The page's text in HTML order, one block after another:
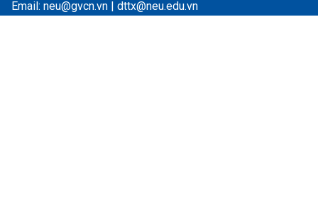
Email: neu@gvcn.vn | dttx@neu.edu.vn